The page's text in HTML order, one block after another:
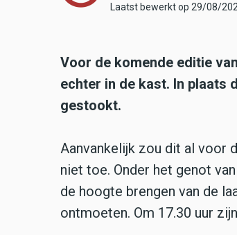
Laatst bewerkt op 29/08/
Voor de komende editie
echter in de kast. In plaats
gestookt.
Aanvankelijk zou dit al voor
niet toe. Onder het genot
de hoogte brengen van de
ontmoeten. Om 17.30 uur